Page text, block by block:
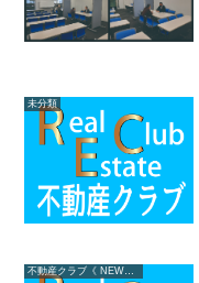
未分類
不動産クラブ《 NEWS 》